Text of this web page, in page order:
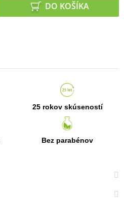
DO KOŠÍKA
25 rokov skúseností
Bez parabénov